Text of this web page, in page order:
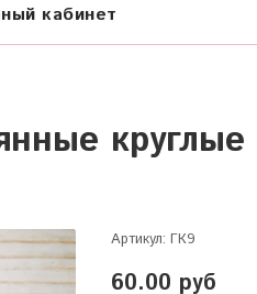
кабинет
Артикул: ГК9
60.00 руб